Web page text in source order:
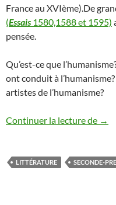
France au XVIème).De
(Essais 1580,1588 et 1595)
pensée.
Qu’est-ce que
ont conduit à
artistes de l’humanisme?
Continuer la lecture de →
LITTÉRATURE SECONDE-